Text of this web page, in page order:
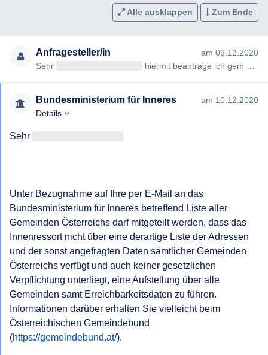
Alle ausklappen Zum Ende
Anfragesteller/in
am 09.12.2020
Sehr
hiermit beantrage ich gem §§ 2, 3 AuskunftspflichtG die Erteilung folgender Auskunft…
Bundesministerium für Inneres
am 10.12.2020
Details
Sehr
Unter Bezugnahme auf Ihre per E-Mail an das
Bundesministerium für Inneres betreffend Liste aller
Gemeinden Österreichs darf mitgeteilt werden, dass das
Innenressort nicht über eine derartige Liste der Adressen
und der sonst angefragten Daten sämtlicher Gemeinden
Österreichs verfügt und auch keiner gesetzlichen
Verpflichtung unterliegt, eine Aufstellung über alle
Gemeinden samt Erreichbarkeitsdaten zu führen.
Informationen darüber erhalten Sie vielleicht beim
Österreichischen Gemeindebund
(https://gemeindebund.at/).